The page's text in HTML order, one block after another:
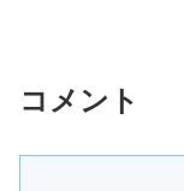
コメント